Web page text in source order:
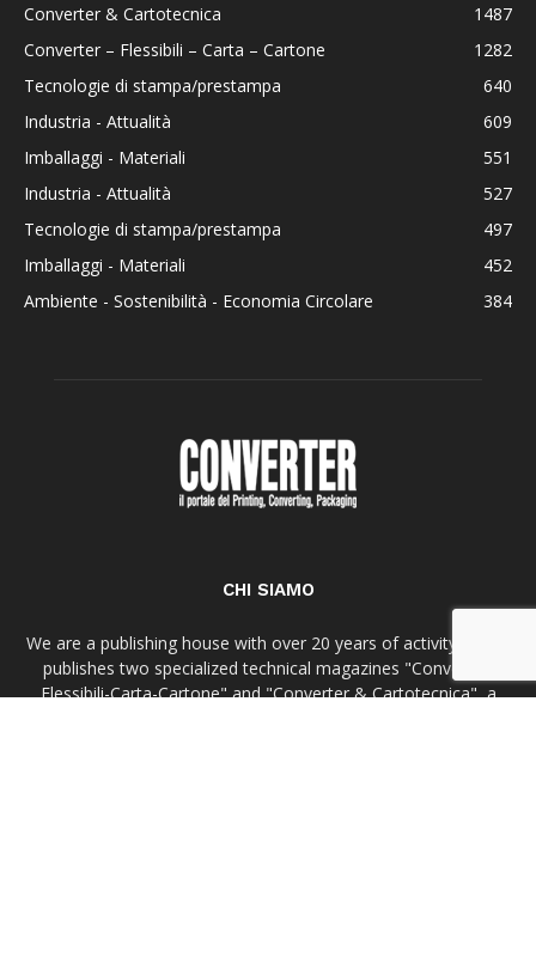
Converter & Cartotecnica
1487
Converter – Flessibili – Carta – Cartone
1282
Tecnologie di stampa/prestampa
640
Industria - Attualità
609
Imballaggi - Materiali
551
Industria - Attualità
527
Tecnologie di stampa/prestampa
497
Imballaggi - Materiali
452
Ambiente - Sostenibilità - Economia Circolare
384
CHI SIAMO
We are a publishing house with over 20 years of activity, which
publishes two specialized technical magazines "Converter-
Flessibili-Carta-Cartone" and "Converter & Cartotecnica", a